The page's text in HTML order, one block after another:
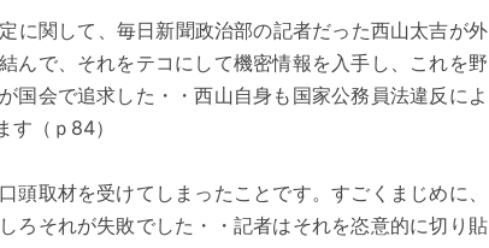
に関して、毎日新聞政治部の記者だった西山太吉が外
んで、それをテコにして機密情報を入手し、これを野
国会で追求した・・西山自身も国家公務員法違反によ
す（ｐ84）
頭取材を受けてしまったことです。すごくまじめに、
ろそれが失敗でした・・記者はそれを恣意的に切り貼